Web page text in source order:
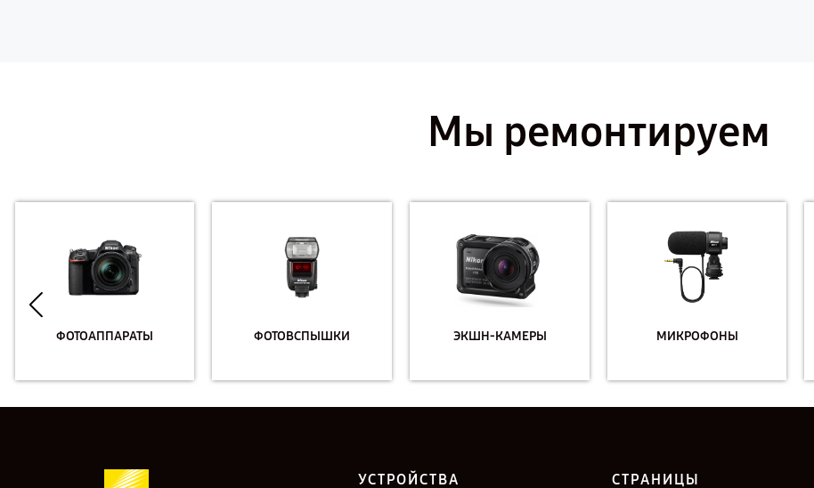
Мы ремонтируем
ФОТОАППАРАТЫ ФОТОВСПЫШКИ ЭКШН-КАМЕРЫ МИКРОФОНЫ
УСТРОЙСТВА СТРАНИЦЫ